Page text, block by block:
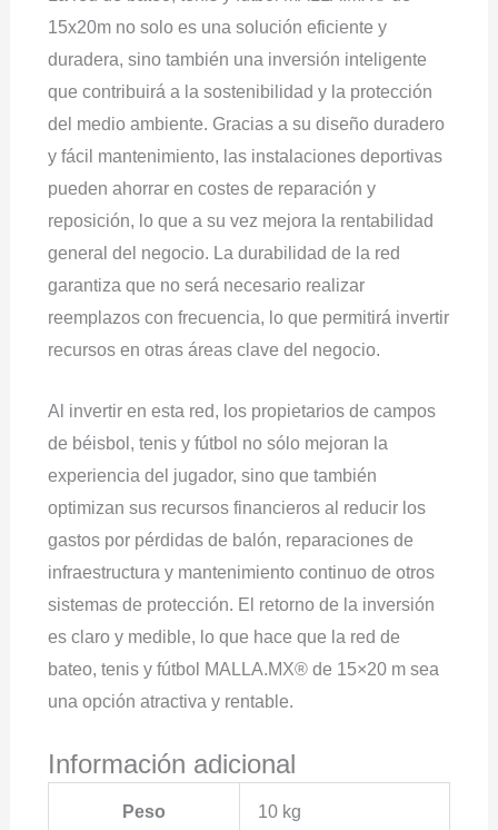
15x20m no solo es una solución eficiente y
duradera, sino también una inversión inteligente
que contribuirá a la sostenibilidad y la protección
del medio ambiente. Gracias a su diseño duradero
y fácil mantenimiento, las instalaciones deportivas
pueden ahorrar en costes de reparación y
reposición, lo que a su vez mejora la rentabilidad
general del negocio. La durabilidad de la red
garantiza que no será necesario realizar
reemplazos con frecuencia, lo que permitirá invertir
recursos en otras áreas clave del negocio.
Al invertir en esta red, los propietarios de campos
de béisbol, tenis y fútbol no sólo mejoran la
experiencia del jugador, sino que también
optimizan sus recursos financieros al reducir los
gastos por pérdidas de balón, reparaciones de
infraestructura y mantenimiento continuo de otros
sistemas de protección. El retorno de la inversión
es claro y medible, lo que hace que la red de
bateo, tenis y fútbol MALLA.MX® de 15×20 m sea
una opción atractiva y rentable.
Información adicional
Peso 10 kg